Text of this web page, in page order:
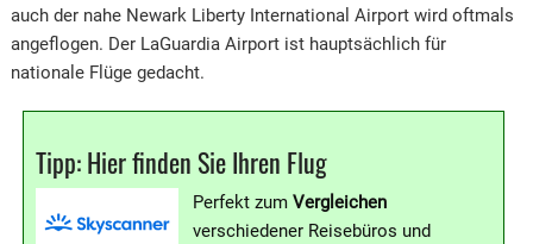
auch der nahe Newark Liberty International Airport wird oftmals
angeflogen. Der LaGuardia Airport ist hauptsächlich für
nationale Flüge gedacht.
Tipp: Hier finden Sie Ihren Flug
Perfekt zumVergleichen
verschiedener Reisebüros und